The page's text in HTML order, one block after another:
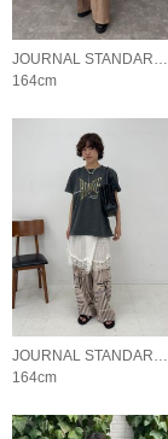
JOURNAL STANDARD LADYS
164cm
JOURNAL STANDARD LADYS
164cm